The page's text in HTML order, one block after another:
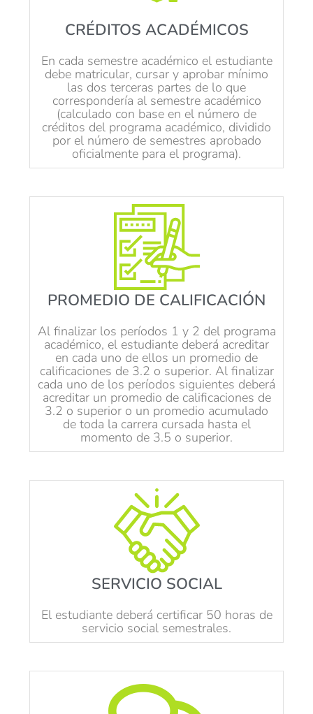
CRÉDITOS ACADÉMICOS
En cada semestre académico el estudiante
debe matricular, cursar y aprobar mínimo
las dos terceras partes de lo que
correspondería al semestre académico
(calculado con base en el número de
créditos del programa académico, dividido
por el número de semestres aprobado
oficialmente para el programa).
PROMEDIO DE CALIFICACIÓN
Al finalizar los períodos 1 y 2 del programa
académico, el estudiante deberá acreditar
en cada uno de ellos un promedio de
calificaciones de 3.2 o superior. Al finalizar
cada uno de los períodos siguientes deberá
acreditar un promedio de calificaciones de
3.2 o superior o un promedio acumulado
de toda la carrera cursada hasta el
momento de 3.5 o superior.
SERVICIO SOCIAL
El estudiante deberá certificar 50 horas de
servicio social semestrales.